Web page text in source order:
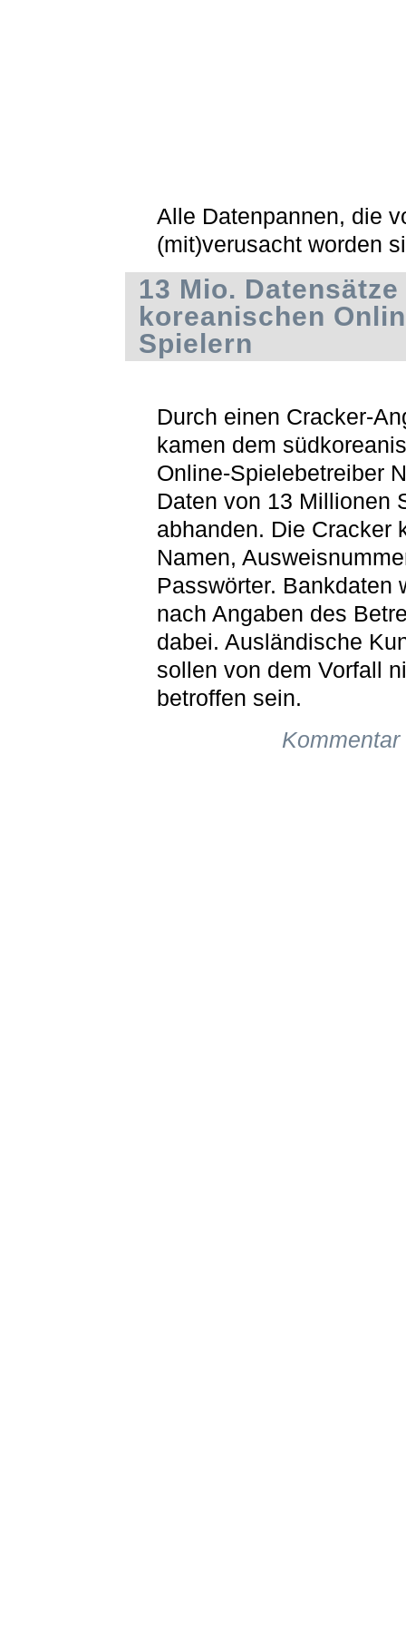
Alle Datenpannen, die
(mit)verusacht worden
13 Mio.
koreanischen
Spielern
Durch einen Cracker-
kamen dem
Online-Spielebetreiber
Daten von 13 Millionen
abhanden. Die Cracker
Namen,
Passwörter. Bankdaten
nach Angaben des
dabei. Ausländische
sollen von dem Vorfall
betroffen sein.